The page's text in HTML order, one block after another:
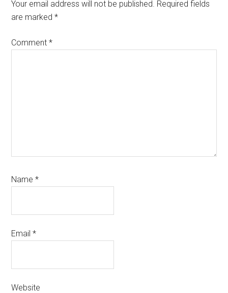
Your email address will not be published. Required fields
are marked*
Comment*
Name*
Email*
Website